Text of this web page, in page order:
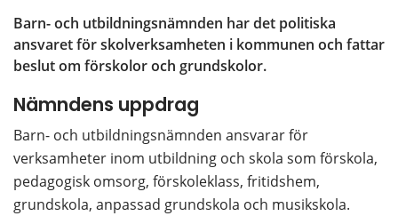
Barn- och utbildningsnämnden har det politiska
ansvaret för skolverksamheten i kommunen och fattar
beslut om förskolor och grundskolor.
Nämndens uppdrag
Barn- och utbildningsnämnden ansvarar för
verksamheter inom utbildning och skola som förskola,
pedagogisk omsorg, förskoleklass, fritidshem,
grundskola, anpassad grundskola och musikskola.